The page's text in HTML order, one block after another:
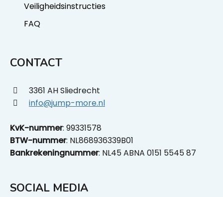
Veiligheidsinstructies
FAQ
CONTACT
3361 AH Sliedrecht
info@jump-more.nl
KvK-nummer: 99331578
BTW-nummer: NL868936339B01
Bankrekeningnummer: NL45 ABNA 0151 5545 87
SOCIAL MEDIA